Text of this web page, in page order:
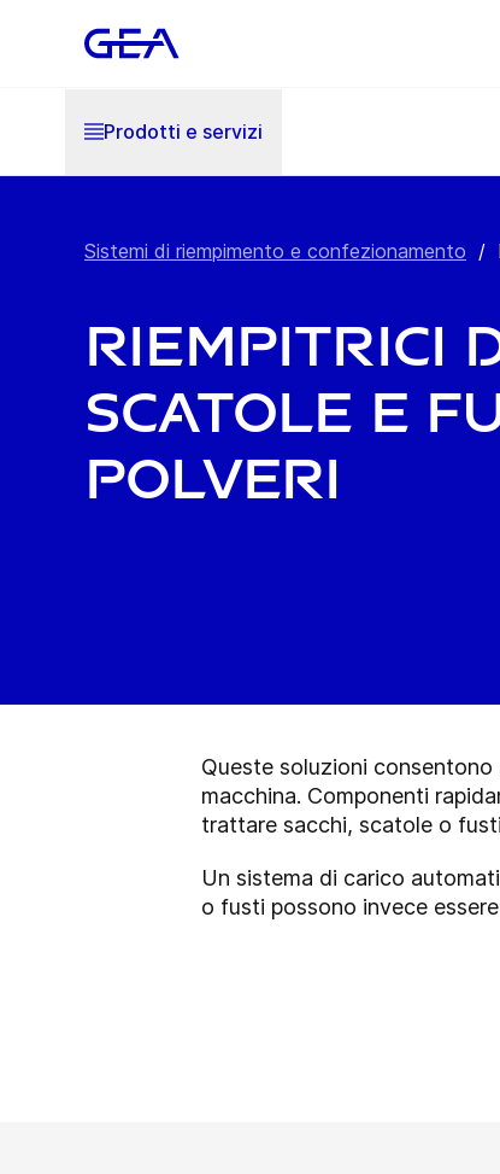
Prodotti e servizi
Sistemi di riempimento e confezionamento /
Riempitrici
scatole e
polveri
Queste soluzioni
macchina. Componenti
trattare sacchi, scatole o
Un sistema di carico
o fusti possono invece